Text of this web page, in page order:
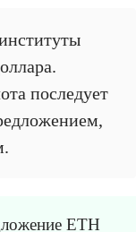
последует
ETH